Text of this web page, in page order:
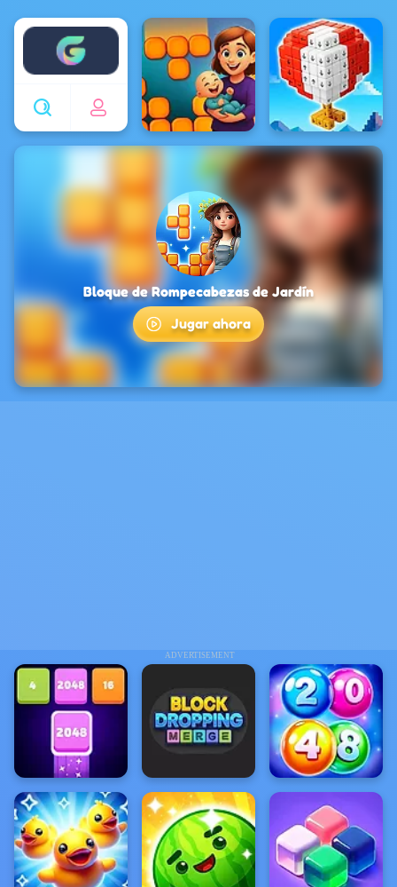
Enjoy4fun
ADVERTISEMENT
Bloque de Rompecabezas de Jardín
Jugar ahora